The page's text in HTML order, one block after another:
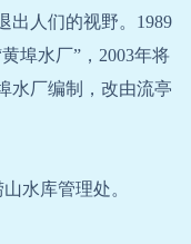
出人们的视野。1989
埠水厂”，2003年将
水厂编制，改由流亭
水库管理处。